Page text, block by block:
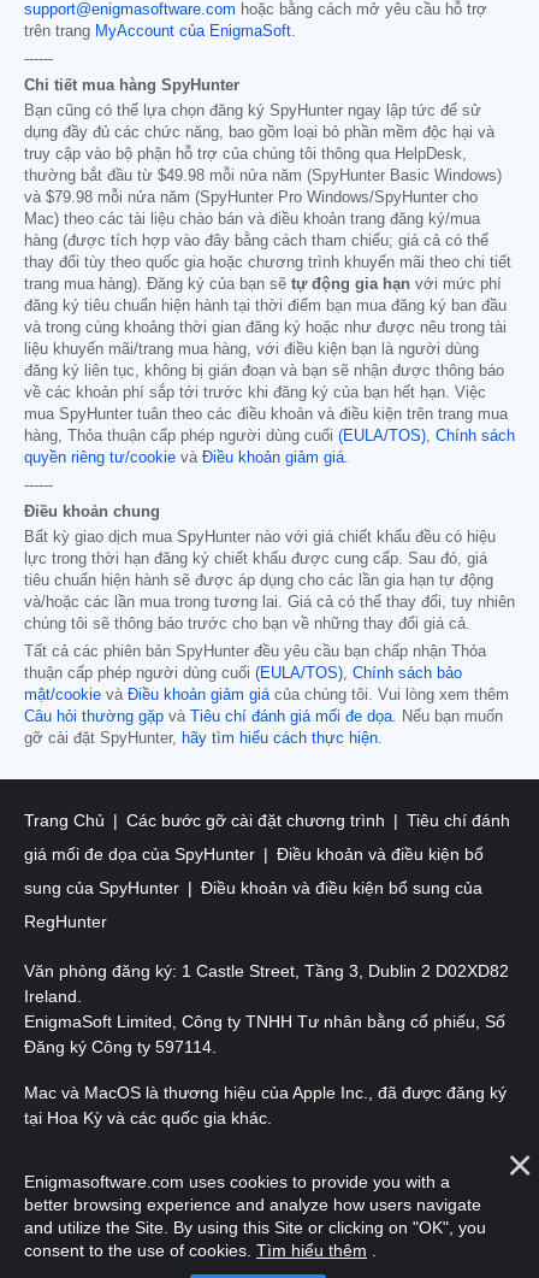
support@enigmasoftware.com hoặc bằng cách mở yêu cầu hỗ trợ
trên trang MyAccount của EnigmaSoft.
------
Chi tiết mua hàng SpyHunter
Bạn cũng có thể lựa chọn đăng ký SpyHunter ngay lập tức để sử
dụng đầy đủ các chức năng, bao gồm loại bỏ phần mềm độc hại và
truy cập vào bộ phận hỗ trợ của chúng tôi thông qua HelpDesk,
thường bắt đầu từ $49.98 mỗi nửa năm (SpyHunter Basic Windows)
và $79.98 mỗi nửa năm (SpyHunter Pro Windows/SpyHunter cho
Mac) theo các tài liệu chào bán và điều khoản trang đăng ký/mua
hàng (được tích hợp vào đây bằng cách tham chiếu; giá cả có thể
thay đổi tùy theo quốc gia hoặc chương trình khuyến mãi theo chi tiết
trang mua hàng). Đăng ký của bạn sẽ tự động gia hạn với mức phí
đăng ký tiêu chuẩn hiện hành tại thời điểm bạn mua đăng ký ban đầu
và trong cùng khoảng thời gian đăng ký hoặc như được nêu trong tài
liệu khuyến mãi/trang mua hàng, với điều kiện bạn là người dùng
đăng ký liên tục, không bị gián đoạn và bạn sẽ nhận được thông báo
về các khoản phí sắp tới trước khi đăng ký của bạn hết hạn. Việc
mua SpyHunter tuân theo các điều khoản và điều kiện trên trang mua
hàng, Thỏa thuận cấp phép người dùng cuối (EULA/TOS), Chính sách
quyền riêng tư/cookie và Điều khoản giảm giá.
------
Điều khoản chung
Bất kỳ giao dịch mua SpyHunter nào với giá chiết khấu đều có hiệu
lực trong thời hạn đăng ký chiết khấu được cung cấp. Sau đó, giá
tiêu chuẩn hiện hành sẽ được áp dụng cho các lần gia hạn tự động
và/hoặc các lần mua trong tương lai. Giá cả có thể thay đổi, tuy nhiên
chúng tôi sẽ thông báo trước cho bạn về những thay đổi giá cả.
Tất cả các phiên bản SpyHunter đều yêu cầu bạn chấp nhận Thỏa
thuận cấp phép người dùng cuối (EULA/TOS), Chính sách bảo
mật/cookie và Điều khoản giảm giácủa chúng tôi. Vui lòng xem thêm
Câu hỏi thường gặp và Tiêu chí đánh giá mối đe dọa. Nếu bạn muốn
gỡ cài đặt SpyHunter, hãy tìm hiểu cách thực hiện.
Trang Chủ Các bước gỡ cài đặt chương trình
Tiêu chí đánh
giá mối đe dọa của SpyHunter
Điều khoản và điều kiện bổ
sung của SpyHunter
Điều khoản và điều kiện bổ sung của
RegHunter
Văn phòng đăng ký: 1 Castle Street, Tầng 3, Dublin 2 D02XD82
Ireland.
EnigmaSoft Limited, Công ty TNHH Tư nhân bằng cổ phiếu, Số
Đăng ký Công ty 597114.
Mac và MacOS là thương hiệu của Apple Inc., đã được đăng ký
tại Hoa Kỳ và các quốc gia khác.
lưu.
Enigmasoftware.com uses cookies to provide you with a
better browsing experience and analyze how users navigate
and utilize the Site. By using this Site or clicking on "OK", you
consent to the use of cookies. Tìm hiểu thêm